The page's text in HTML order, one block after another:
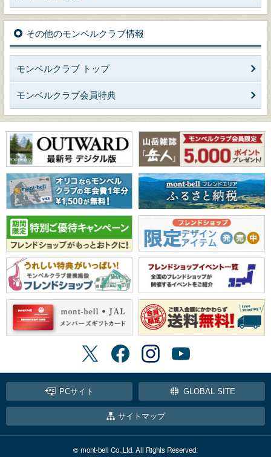
その他のモンベルクラブ情報
モンベルクラブ トップ
モンベルクラブ会員特典
PCサイト GLOBAL SITE
サイトマップ
© mont-bell Co.,Ltd. All Rights Reserved.